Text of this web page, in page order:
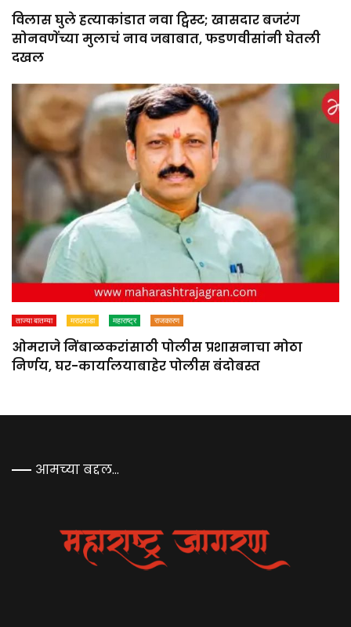
विलास घुले हत्याकांडात नवा ट्विस्ट; खासदार बजरंग
सोनवणेंच्या मुलाचं नाव जबाबात, फडणवीसांनी घेतली
दखल
ताज्या बातम्या मराठवाडा महाराष्ट्र राजकारण
ओमराजे निंबाळकरांसाठी पोलीस प्रशासनाचा मोठा
निर्णय, घर-कार्यालयाबाहेर पोलीस बंदोबस्त
आमच्या बद्दल…